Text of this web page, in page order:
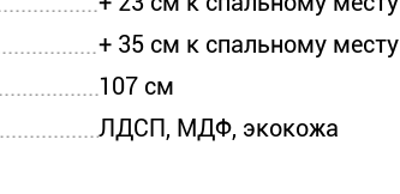
+ 35 см к спальному месту
107 см
ЛДСП, МДФ, экокожа